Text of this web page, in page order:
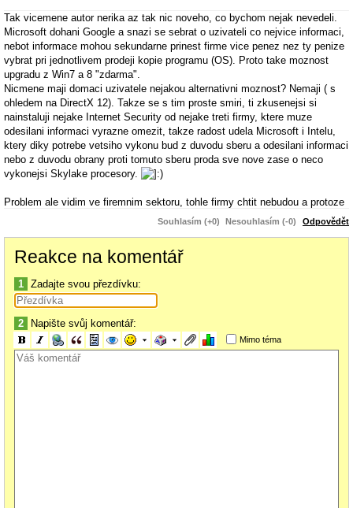
Tak vicemene autor nerika az tak nic noveho, co bychom nejak nevedeli.
Microsoft dohani Google a snazi se sebrat o uzivateli co nejvice informaci,
nebot informace mohou sekundarne prinest firme vice penez nez ty penize
vybrat pri jednotlivem prodeji kopie programu (OS). Proto take moznost
upgradu z Win7 a 8 "zdarma".
Nicmene maji domaci uzivatele nejakou alternativni moznost? Nemaji ( s
ohledem na DirectX 12). Takze se s tim proste smiri, ti zkusenejsi si
nainstaluji nejake Internet Security od nejake treti firmy, ktere muze
odesilani informaci vyrazne omezit, takze radost udela Microsoft i Intelu,
ktery diky potrebe vetsiho vykonu bud z duvodu sberu a odesilani informaci
nebo z duvodu obrany proti tomuto sberu proda sve nove zase o neco
vykonejsi Skylake procesory.
Problem ale vidim ve firemnim sektoru, tohle firmy chtit nebudou a protoze
firmy nebudou moci donekonecna zustavat na Win7, otevira se tu moznost
pro sirsi rozsireni linuxu ve firemnim segmentu, nepredpokladam totiz, ze
nepredpokladam, ze by MS jeste vytvoril nejaky jiny firemni OS.
zajimave, nejak neverim, ze MS uzivi domacnosti.
Souhlasím (+0) Nesouhlasím (-0) Odpovědět
Reakce na komentář
1 Zadajte svou přezdívku:
2 Napište svůj komentář:
Mimo téma